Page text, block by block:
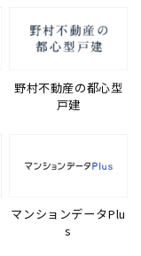
野村不動産の都心型
戸建
マンションデータPlu
s